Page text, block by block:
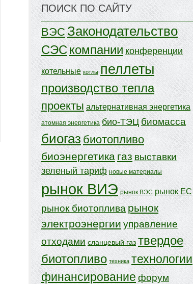
ПОИСК ПО САЙТУ
ВЭС Законодательство
СЭСкомпании конференции
котельные котлы пеллеты
производство тепла
проекты альтернативная энергетика
атомная энергетика био-ТЭЦ биомасса
биогазбиотопливо
биоэнергетика газвыставки
зеленый тариф новые материалы
рынок ВИЭ рынок ВЭС рынок ЕС
рынок биотопливарынок
электроэнергии управление
отходами сланцевый газ твердое
биотопливо техника технологии
финансированиефорум